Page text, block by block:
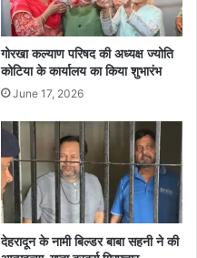
गोरखा कल्याण परिषद की अध्यक्ष ज्योति
कोटिया के कार्यालय का किया शुभारंभ
June 17, 2026
देहरादून के नामी बिल्डर बाबा सहनी ने की